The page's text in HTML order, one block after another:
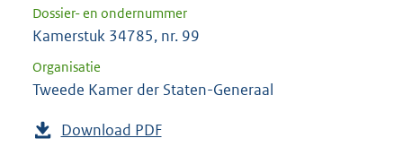
Dossier- en ondernummer
Kamerstuk 34785, nr. 99
Organisatie
Tweede Kamer der Staten-Generaal
Download PDF